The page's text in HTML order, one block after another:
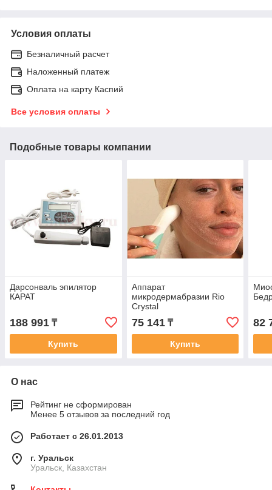
Условия оплаты
Безналичный расчет
Наложенный платеж
Оплата на карту Каспий
Все условия оплаты
Подобные товары компании
Дарсонваль эпилятор
КАРАТ
188 991 ₸
Купить
Аппарат
микродермабразии Rio
Crystal
75 141₸
Купить
82
О нас
Рейтинг не сформирован
Менее 5 отзывов за последний год
Работает с 26.01.2013
г. Уральск
Уральск, Казахстан